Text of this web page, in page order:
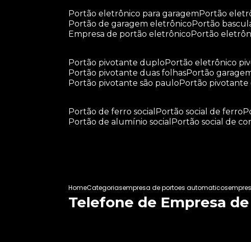
portão eletrônico para garagem
portão
portão de garagem eletrônico
portão
empresa de portão eletrônico
portão
portão pivotante duplo
portão eletrônico
portão pivotante duas folhas
portão
portão pivotante são paulo
portão
portão de ferro social
portão social de ferro
portão de alumínio social
portão social de
HomeCategoriasempresa de portoes automaticos
Telefone de Empresa